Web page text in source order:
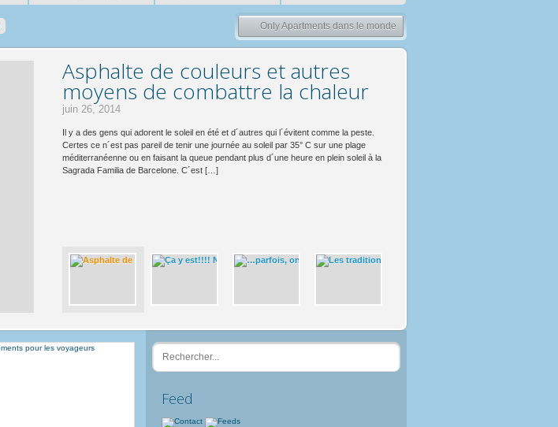
Only Apartments dans le monde
Ça y est!!!! Nous avons enfin un
heureux gagnant de notre
concours #OnlyAchange sur
Instagram!!!!
décembre 10, 2013
Pendant ces dernières semaines nous avons publié plusieurs vidéos sur Instagram
Feed